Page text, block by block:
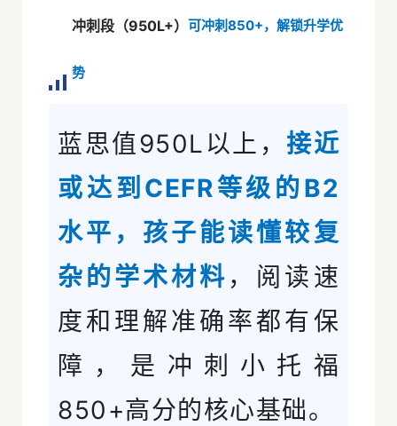
冲刺段（950L+） 可冲刺850+，解锁升学优
势
蓝思值950L以上， 接近
或达到CEFR等级的B2
水平，孩子能读懂较复
杂的学术材料 ，阅读速
度和理解准确率都有保
障，是冲刺小托福
850+高分的核心基础。